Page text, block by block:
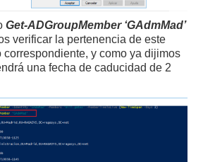
Get-ADGroupMember ‘GAdmMad’
verificar la pertenencia de este
correspondiente, y como ya dijimos
una fecha de caducidad de 2